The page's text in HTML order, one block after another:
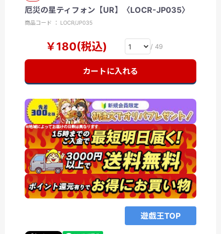
厄災の星ティフォン【UR】〈LOCR-JP035〉
商品コード ： LOCR/JP035
￥180(税込) / 49
カートに入れる
遊戯王TOP